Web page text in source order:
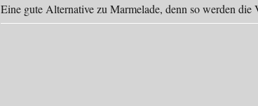
Eine gute Alternative zu Marmelade, denn so werden